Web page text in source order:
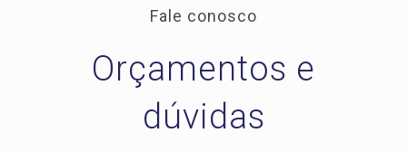
Fale conosco
Orçamentos e
dúvidas